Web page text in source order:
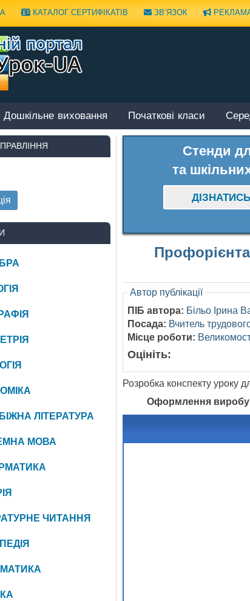
КАТАЛОГ СЕРТИФІКАТІВ ЗВ’ЯЗОК
Дошкільне виховання Початкові класи
Стенди
та
Автор публікації
ПІБ автора: Більо Ірина
Посада: Вчитель
Місце роботи:
Оцініть:
Розробка конспекту уроку
Оформлення
ЛІТЕРАТУРА
МОВА
ЧИТАННЯ